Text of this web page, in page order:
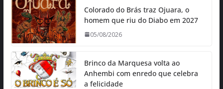
Colorado do Brás traz Ojuara, o
homem que riu do Diabo em 2027
05/08/2026
Brinco da Marquesa volta ao
Anhembi com enredo que celebra
a felicidade